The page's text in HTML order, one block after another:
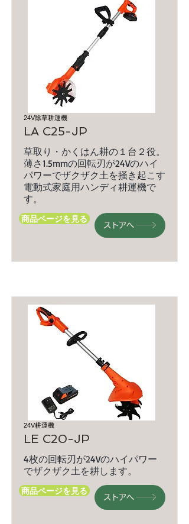
24V除草耕運機
LA C25-JP
草取り・かくはん耕の１台２役。
薄さ1.5mmの回転刃が24Vのハイ
パワーでザクザク土を掻き起こす
電動式家庭用ハンディ耕運機で
す。
商品ページを見る
ストアへ
24V耕運機
LE C20-JP
4枚の回転刃が24Vのハイパワー
でザクザク土を耕します。
商品ページを見る
ストアへ